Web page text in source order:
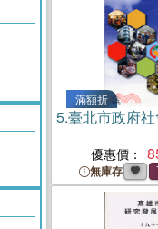
滿額折
5.臺北市政府
優惠價：
無庫存